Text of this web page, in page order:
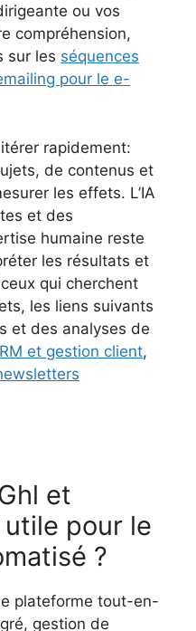
ou vos
compréhension,
sur les séquences
pour le e-
rapidement:
de contenus et
les effets. L’IA
et des
humaine reste
les résultats et
qui cherchent
les liens suivants
et des analyses de
et gestion client,
et
pour le
?
plateforme tout-en-
gestion de